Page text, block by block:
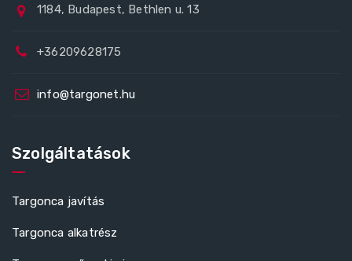
1184, Budapest, Bethlen u. 13
+36209628175
info@targonet.hu
Szolgáltatások
Targonca javítás
Targonca alkatrész